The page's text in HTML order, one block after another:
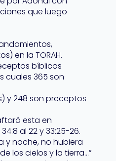
que luego
en la TORAH.
bíblicos
cuales 365 son
y 248 son preceptos
esta en
al 22 y 33:25-26.
y noche, no hubiera
los cielos y la tierra…”